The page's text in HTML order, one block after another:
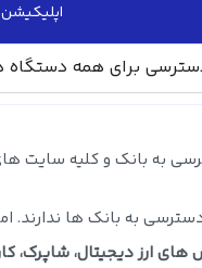
برای همه دستگاه
به بانک‌ و کلیه سایت
به بانک ها ندارند.
های ارز دیجیتال، شاپرک،